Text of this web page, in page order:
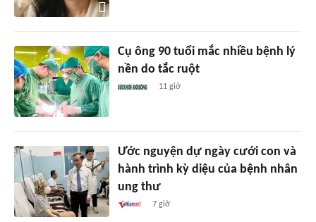
Cụ ông 90 tuổi mắc nhiều bệnh lý
nền do tắc ruột
11 giờ
Ước nguyện dự ngày cưới con và
hành trình kỳ diệu của bệnh nhân
ung thư
7 giờ